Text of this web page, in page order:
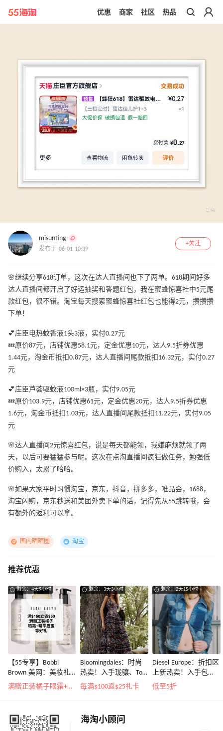
带你去官网买正品
优惠 商家 社区 热品
1/4
misunting
发布于 06-01 10:39
+关注
🌸继续分享618订单，这次在达人直播间也下了两单。618期间好多
达人直播间都开启了好运抽奖和答题红包，我在蜜蜂惊喜社中5元尾
款红包，很不错。淘宝每天搜索蜜蜂惊喜社红包也能得2元，攒攒攒
下单！
💕庄臣电热蚊香液1头3液，实付0.27元
💤原价87元，店铺优惠58.1元，定金优惠10元，达人9.5折券优惠
1.44元，淘金币抵扣0.87元，达人直播间尾款抵扣16.32元，实付0.27
元
💕庄臣芦荟驱蚊液100ml×3瓶，实付9.05元
💤原价103.9元，店铺优惠61元，定金优惠20元，达人9.5折券优惠
1.6元，淘金币抵扣1.03元，达人直播间尾款抵扣11.22元，实付9.05
元
🌸达人直播间2元惊喜红包，说是每天都能领，我嫌麻烦就领了两
天，以后可要猛猛参与呢。这次在点淘直播间疯狂做任务，勉强低
价购入，太累了哈哈。
🌸如果大家平时习惯淘宝，京东，抖音，拼多多，唯品会，1688，
淘宝闪购，京东秒送和美团外卖下单的话，记得先从55跳转哦，会
有额外的返利可以拿。
国内晒晒圈 淘宝
推荐优惠
剩余：4天9小时
【55专享】Bobbi
Brown 美网：美妆礼
遇！满$150立省$50
满赠正装橘子眼霜+精华唇蜜等好礼
剩余：3天3小时
Bloomingdales：时尚
热卖！入手珑骧、Tory
Burch、拉夫劳伦等
每满$100返$25礼卡
剩余：2天15小时
Diesel Europe：折扣区
上新热卖！入手包
袋、服饰、鞋履等
低至5折
海淘小顾问